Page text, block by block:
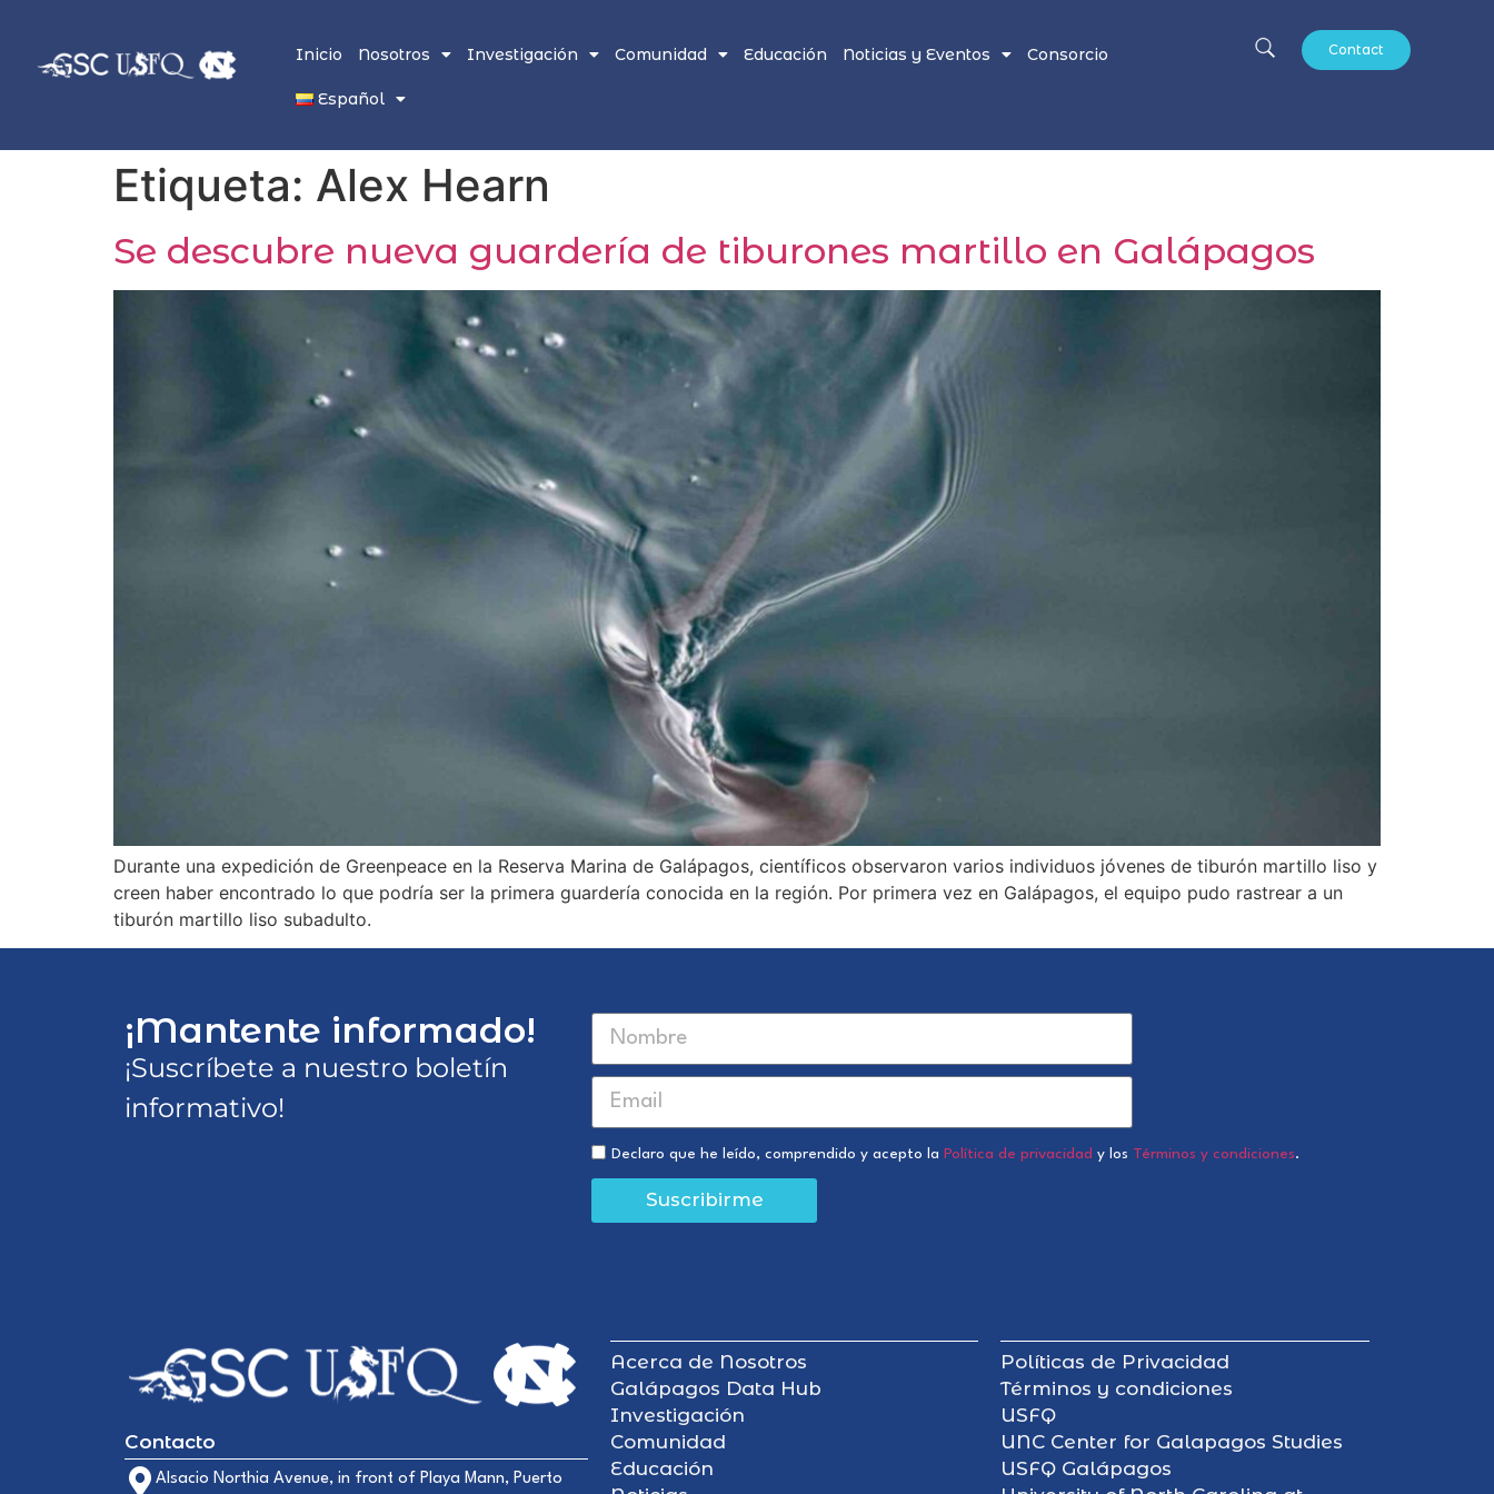
Inicio Nosotros Investigación Comunidad Educación Noticias y Eventos Consorcio
Español
Contact
Etiqueta: Alex Hearn
Se descubre nueva guardería de tiburones martillo en Galápagos
Durante una expedición de Greenpeace en la Reserva Marina de Galápagos, científicos observaron varios individuos jóvenes de tiburón martillo liso y
creen haber encontrado lo que podría ser la primera guardería conocida en la región. Por primera vez en Galápagos, el equipo pudo rastrear a un
tiburón martillo liso subadulto.
¡Mantente informado!
¡Suscríbete a nuestro boletín
informativo!
Declaro que he leído, comprendido y acepto la Política de privacidad y los Términos y condiciones.
Suscribirme
Contacto
Alsacio Northia Avenue, in front of Playa Mann, Puerto
Acerca de Nosotros
Galápagos Data Hub
Investigación
Comunidad
Educación
Políticas de Privacidad
Términos y condiciones
USFQ
UNC Center for Galapagos Studies
USFQ Galápagos